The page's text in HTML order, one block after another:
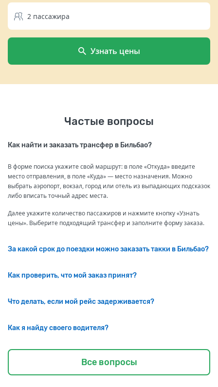
2 пассажира
Узнать цены
Частые вопросы
Как найти и заказать трансфер в Бильбао?
В форме поиска укажите свой маршрут: в поле «Откуда» введите
место отправления, в поле «Куда» — место назначения. Можно
выбрать аэропорт, вокзал, город или отель из выпадающих подсказок
либо вписать точный адрес места.
Далее укажите количество пассажиров и нажмите кнопку «Узнать
цены». Выберите подходящий трансфер и заполните форму заказа.
За какой срок до поездки можно заказать такки в Бильбао?
Как проверить, что мой заказ принят?
Что делать, если мой рейс задерживается?
Как я найду своего водителя?
Все вопросы